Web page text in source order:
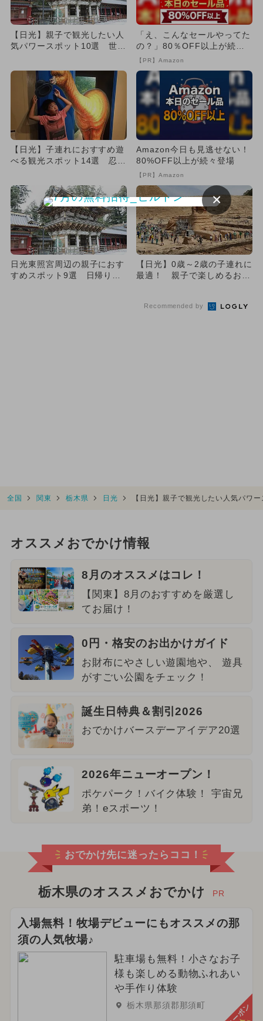
【日光】親子で観光したい人
気パワースポット10選 世界
「え、こんなセールやってた
の？」80％OFF以上が続々
登場！Amazonの本気が...
【PR】Amazon
【日光】子連れにおすすめ遊
べる観光スポット14選 忍者
Amazon今日も見逃せない！
80%OFF以上が続々登場
【PR】Amazon
日光東照宮周辺の親子におす
すめスポット9選 日帰り温
【日光】0歳～2歳の子連れに
最適！ 親子で楽しめるおす
Recommended by
全国 関東 栃木県 日光 【日光】親子で観光したい人気パワ
オススメおでかけ情報
8月のオススメはコレ！
【関東】8月のおすすめを厳選し
てお届け！
0円・格安のお出かけガイド
お財布にやさしい遊園地や、 遊具
がすごい公園をチェック！
誕生日特典＆割引2026
おでかけバースデーアイデア20選
2026年ニューオープン！
ポケパーク！バイク体験！ 宇宙兄
弟！eスポーツ！
おでかけ先に迷ったらココ！
栃木県のオススメおでかけ PR
入場無料！牧場デビューにもオススメの那
須の人気牧場♪
駐車場も無料！小さなお子
様も楽しめる動物ふれあい
や手作り体験
栃木県那須郡那須町
×